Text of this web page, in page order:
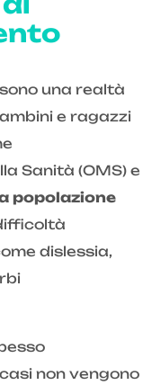
sono una realtà
e ragazzi
Sanità (OMS) e
popolazione
dislessia,
non vengono